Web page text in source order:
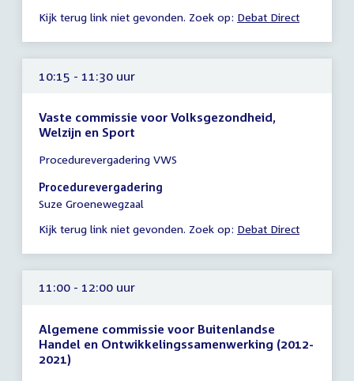
Kijk terug link niet gevonden. Zoek op: Debat Direct
10:15 - 11:30 uur
Vaste commissie voor Volksgezondheid,
Welzijn en Sport
vergadering
10:15
-
uur
Procedurevergadering VWS
Procedurevergadering
Suze Groenewegzaal
Kijk terug link niet gevonden. Zoek op: Debat Direct
11:00 - 12:00 uur
Algemene commissie voor Buitenlandse
Handel en Ontwikkelingssamenwerking (2012-
2021)